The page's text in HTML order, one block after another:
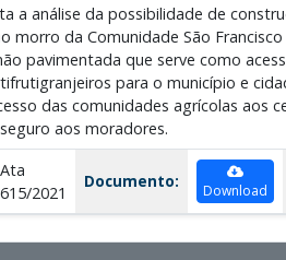
a análise da possibilidade de
morro da Comunidade São
pavimentada que serve como
para o município e
das comunidades agrícolas aos
aos moradores.
Ata
615/2021
Documento: Download